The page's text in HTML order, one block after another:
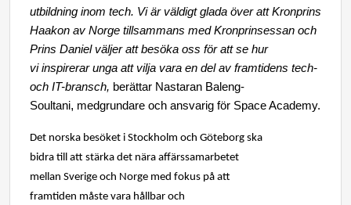
utbildning inom tech. Vi är väldigt glada över attKronprins
Haakon av Norge tillsammans med Kronprinsessan och
Prins Daniel väljer att besöka oss för att se hur
viinspirerar unga att vilja vara en del av framtidens tech-
och IT-bransch, berättar Nastaran Baleng-
Soultani, medgrundare och ansvarig för Space Academy.
Det norska besöket i Stockholm och Göteborg ska
bidra till att stärka det nära affärssamarbetet
mellan Sverige och Norge med fokus på att
framtiden måste vara hållbar och